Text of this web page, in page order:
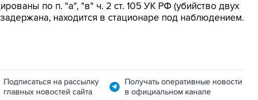
по п. "а", "в" ч. 2 ст. 105 УК РФ (убийство двух
находится в стационаре под наблюдением.
Подписаться на рассылку
главных новостей сайта
Получать оперативные новости
в официальном канале